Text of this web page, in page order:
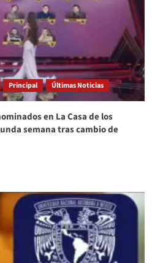
Principal Últimas Noticias
en La Casa de los
semana tras cambio de